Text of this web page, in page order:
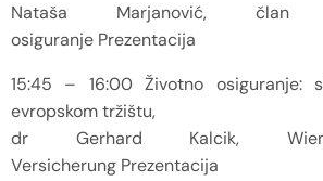
Nataša Marjanović, član
osiguranje Prezentacija
15:45 – 16:00 Životno osiguranje:
evropskom tržištu,
dr Gerhard Kalcik,
Versicherung Prezentacija